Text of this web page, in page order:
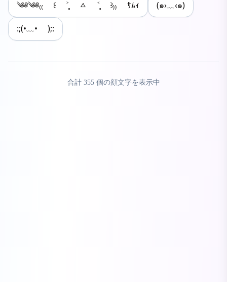
༄༅༄༅₍₍ ꒰ ˃͈ ㅿ ˂͈ ꒱₎₎ ｻﾑｨ (๑›﹏‹๑)
:;(•﹏• );:
合計 355個の顔文字を表示中